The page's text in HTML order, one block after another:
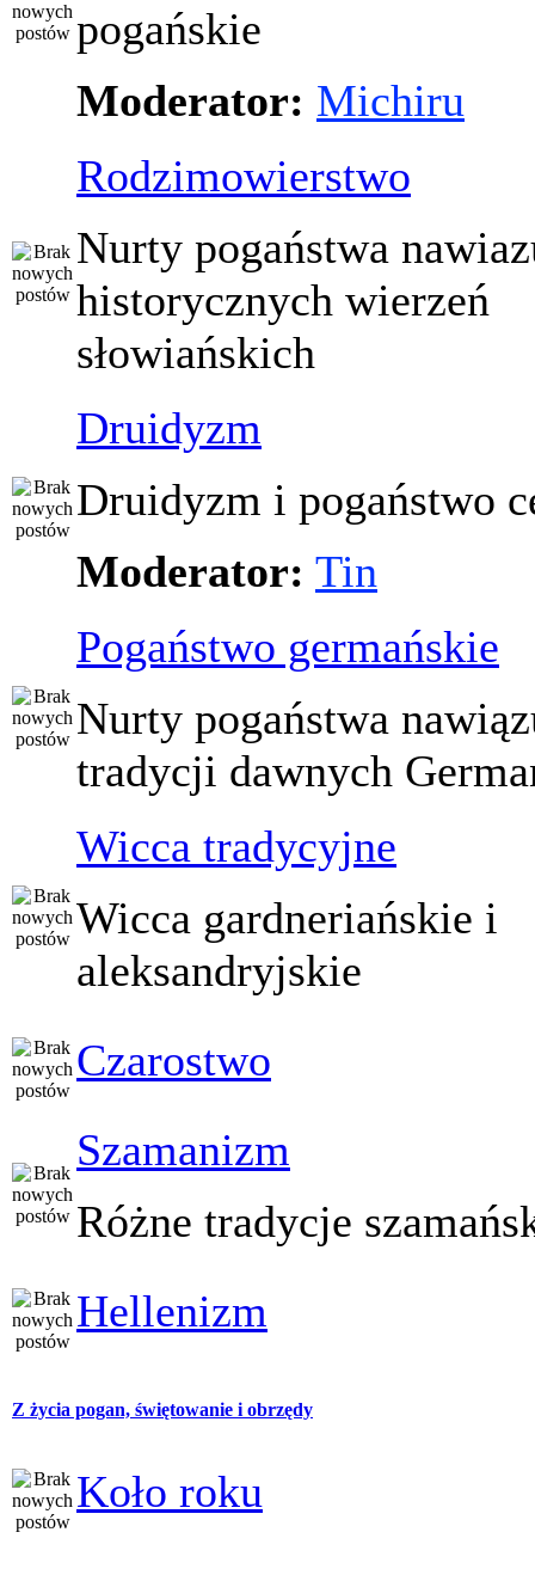
pogańskie
Moderator: Michiru
Rodzimowierstwo
Nurty pogaństwa
historycznych wierzeń
słowiańskich
Druidyzm
Druidyzm i pogaństwo
Moderator: Tin
Pogaństwo germańskie
Nurty pogaństwa
tradycji dawnych
Wicca tradycyjne
Wicca gardneriańskie i
aleksandryjskie
Czarostwo
Szamanizm
Różne tradycje
Hellenizm
Z życia pogan, świętowanie i obrzędy
Koło roku